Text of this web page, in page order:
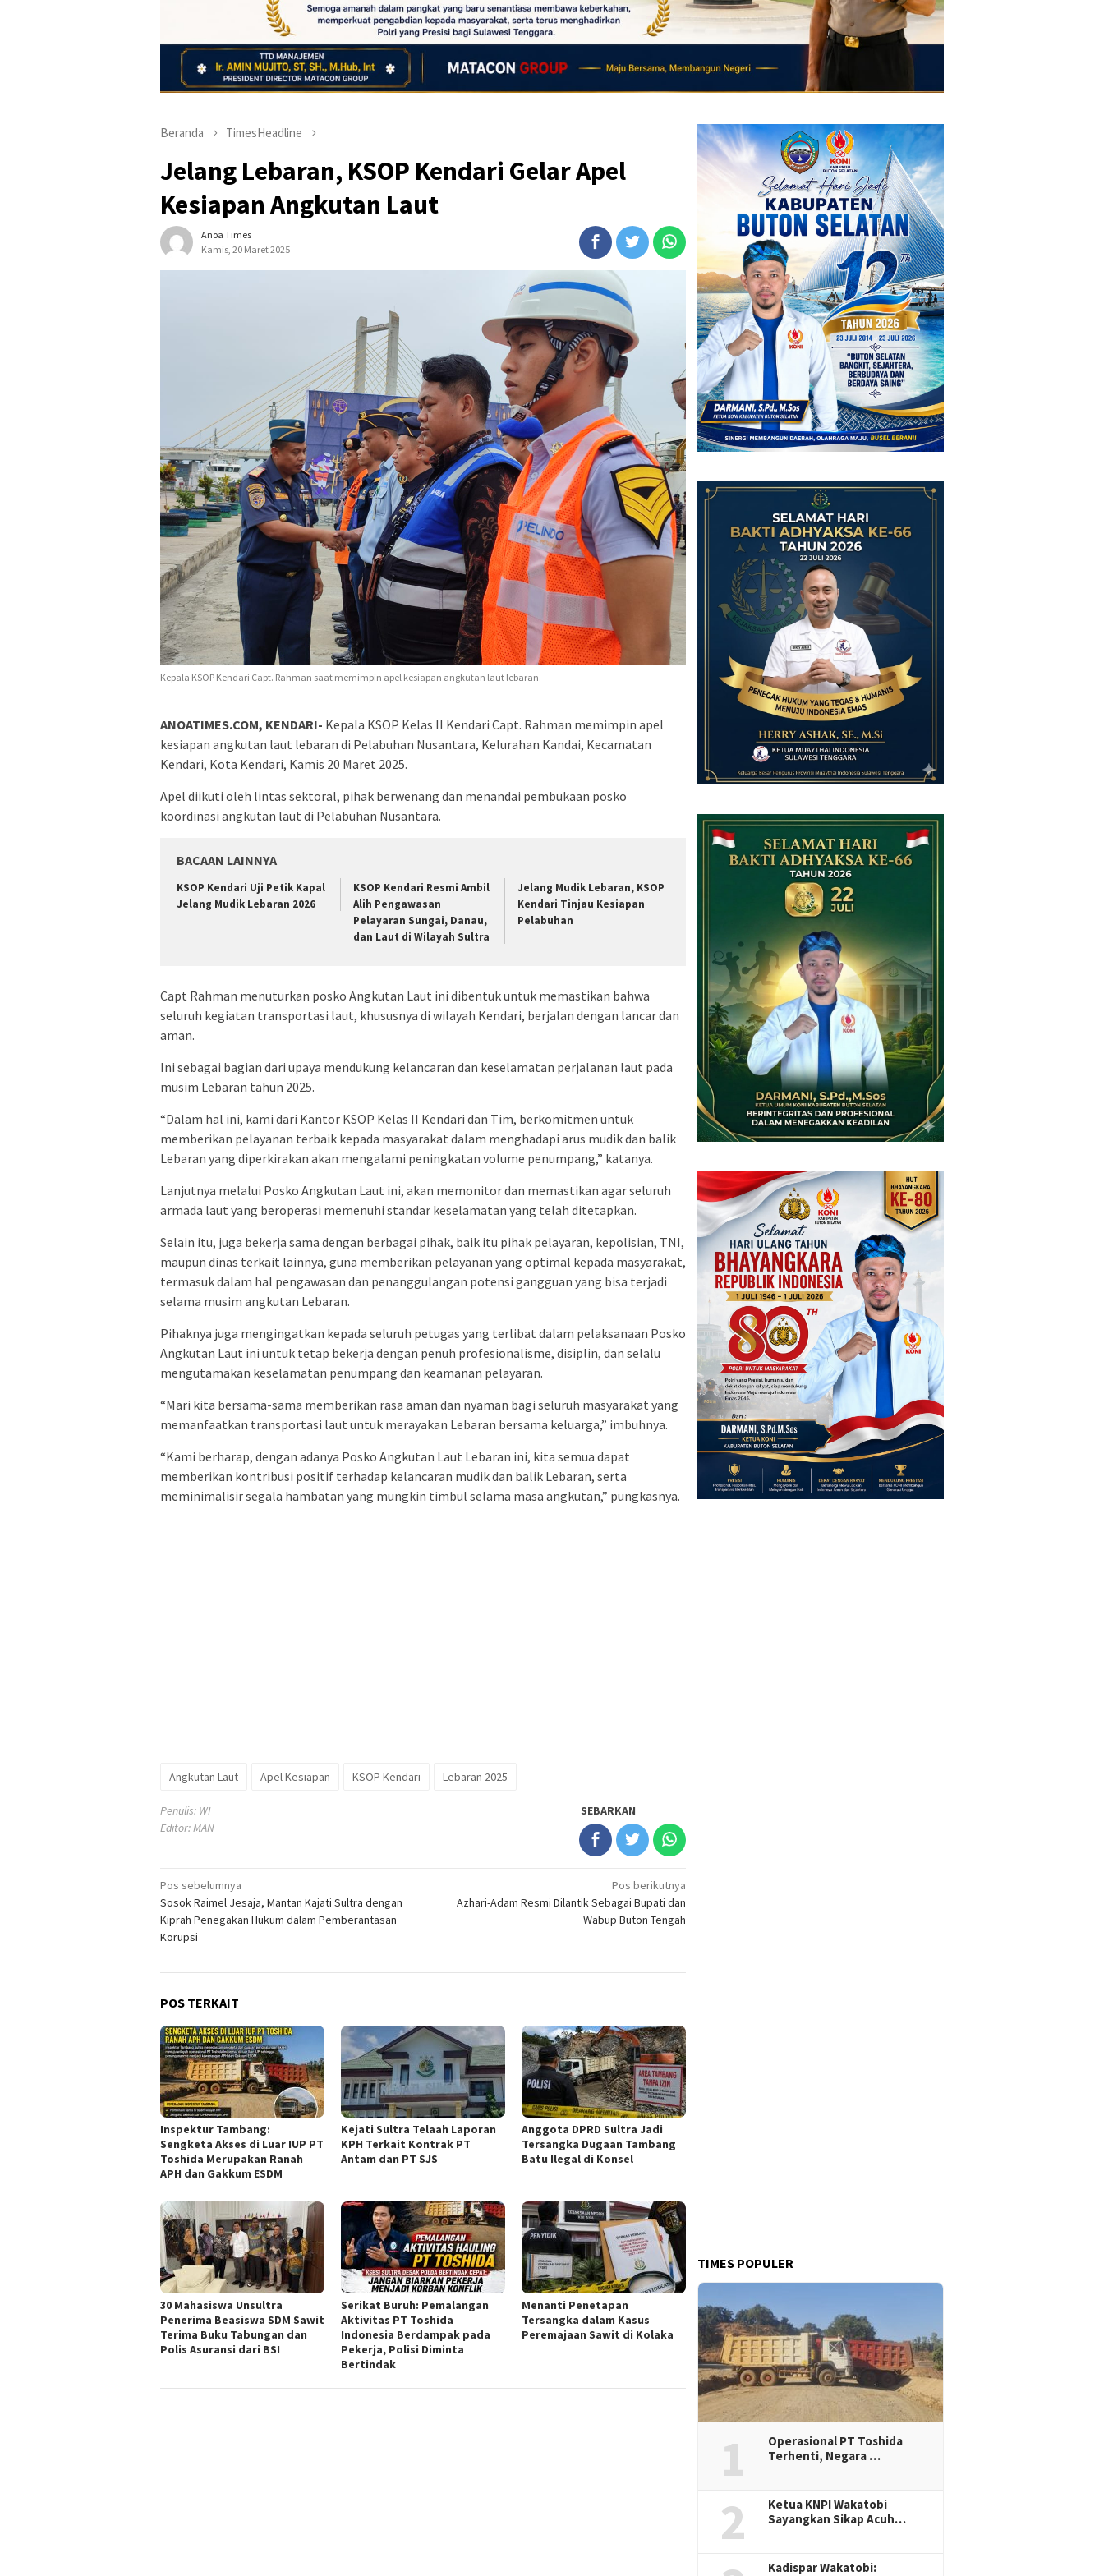
Beranda TimesHeadline
Jelang Lebaran, KSOP Kendari Gelar Apel
Kesiapan Angkutan Laut
Anoa Times
Kamis, 20 Maret 2025
Kepala KSOP Kendari Capt. Rahman saat memimpin apel kesiapan angkutan laut lebaran.
ANOATIMES.COM, KENDARI- Kepala KSOP Kelas II Kendari Capt. Rahman memimpin apel
kesiapan angkutan laut lebaran di Pelabuhan Nusantara, Kelurahan Kandai, Kecamatan
Kendari, Kota Kendari, Kamis 20 Maret 2025.
Apel diikuti oleh lintas sektoral, pihak berwenang dan menandai pembukaan posko
koordinasi angkutan laut di Pelabuhan Nusantara.
BACAAN LAINNYA
KSOP Kendari Uji Petik Kapal
Jelang Mudik Lebaran 2026
KSOP Kendari Resmi Ambil
Alih Pengawasan
Pelayaran Sungai, Danau,
dan Laut di Wilayah Sultra
Jelang Mudik Lebaran, KSOP
Kendari Tinjau Kesiapan
Pelabuhan
Capt Rahman menuturkan posko Angkutan Laut ini dibentuk untuk memastikan bahwa
seluruh kegiatan transportasi laut, khususnya di wilayah Kendari, berjalan dengan lancar dan
aman.
Ini sebagai bagian dari upaya mendukung kelancaran dan keselamatan perjalanan laut pada
musim Lebaran tahun 2025.
“Dalam hal ini, kami dari Kantor KSOP Kelas II Kendari dan Tim, berkomitmen untuk
memberikan pelayanan terbaik kepada masyarakat dalam menghadapi arus mudik dan balik
Lebaran yang diperkirakan akan mengalami peningkatan volume penumpang,” katanya.
Lanjutnya melalui Posko Angkutan Laut ini, akan memonitor dan memastikan agar seluruh
armada laut yang beroperasi memenuhi standar keselamatan yang telah ditetapkan.
Selain itu, juga bekerja sama dengan berbagai pihak, baik itu pihak pelayaran, kepolisian, TNI,
maupun dinas terkait lainnya, guna memberikan pelayanan yang optimal kepada masyarakat,
termasuk dalam hal pengawasan dan penanggulangan potensi gangguan yang bisa terjadi
selama musim angkutan Lebaran.
Pihaknya juga mengingatkan kepada seluruh petugas yang terlibat dalam pelaksanaan Posko
Angkutan Laut ini untuk tetap bekerja dengan penuh profesionalisme, disiplin, dan selalu
mengutamakan keselamatan penumpang dan keamanan pelayaran.
“Mari kita bersama-sama memberikan rasa aman dan nyaman bagi seluruh masyarakat yang
memanfaatkan transportasi laut untuk merayakan Lebaran bersama keluarga,” imbuhnya.
“Kami berharap, dengan adanya Posko Angkutan Laut Lebaran ini, kita semua dapat
memberikan kontribusi positif terhadap kelancaran mudik dan balik Lebaran, serta
meminimalisir segala hambatan yang mungkin timbul selama masa angkutan,” pungkasnya.
Angkutan Laut Apel Kesiapan KSOP Kendari Lebaran 2025
Penulis: WI
Editor: MAN
SEBARKAN
Navigasi
pos
Pos sebelumnya
Sosok Raimel Jesaja, Mantan Kajati Sultra dengan
Kiprah Penegakan Hukum dalam Pemberantasan
Korupsi
Pos berikutnya
Azhari-Adam Resmi Dilantik Sebagai Bupati dan
Wabup Buton Tengah
POS TERKAIT
Inspektur Tambang:
Sengketa Akses di Luar IUP PT
Toshida Merupakan Ranah
APH dan Gakkum ESDM
Kejati Sultra Telaah Laporan
KPH Terkait Kontrak PT
Antam dan PT SJS
Anggota DPRD Sultra Jadi
Tersangka Dugaan Tambang
Batu Ilegal di Konsel
30 Mahasiswa Unsultra
Penerima Beasiswa SDM Sawit
Terima Buku Tabungan dan
Polis Asuransi dari BSI
Serikat Buruh: Pemalangan
Aktivitas PT Toshida
Indonesia Berdampak pada
Pekerja, Polisi Diminta
Bertindak
Menanti Penetapan
Tersangka dalam Kasus
Peremajaan Sawit di Kolaka
TIMES POPULER
1
Operasional PT Toshida
Terhenti, Negara …
2
Ketua KNPI Wakatobi
Sayangkan Sikap Acuh…
Kadispar Wakatobi: